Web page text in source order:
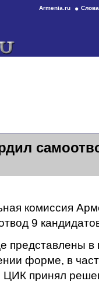
Armenia.ru
комиссия
9
представлены в
форме, в
принял